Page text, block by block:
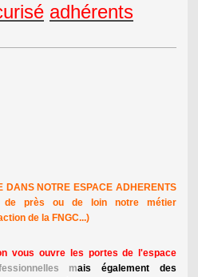
adhérents
DANS NOTRE ESPACE ADHERENTS
de près ou de loin notre métier
de la FNGC...)
vous ouvre les portes de l'espace
mais également des